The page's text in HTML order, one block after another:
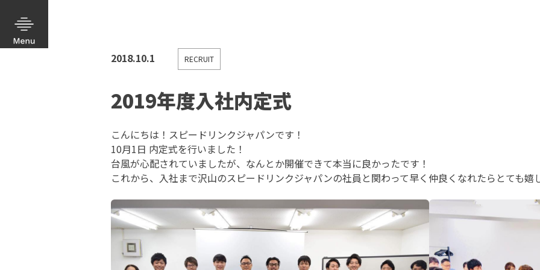
2018.10.1 RECRUIT
2019年度入社内定式
こんにちは！スピードリンクジャパンです！
10月1日 内定式を行いました！
台風が心配されていましたが、なんとか開催できて本当に良かったです！
これから、入社まで沢山のスピードリンクジャパンの社員と関わって早く仲良くなれたらとても嬉